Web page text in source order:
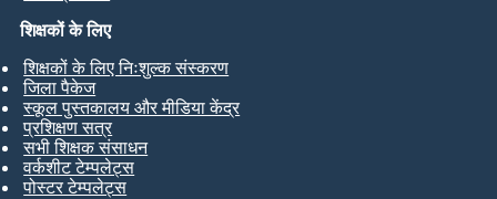
शिक्षकों के लिए
शिक्षकों के लिए निःशुल्क संस्करण
जिला पैकेज
स्कूल पुस्तकालय और मीडिया केंद्र
प्रशिक्षण सत्र
सभी शिक्षक संसाधन
वर्कशीट टेम्पलेट्स
पोस्टर टेम्पलेट्स